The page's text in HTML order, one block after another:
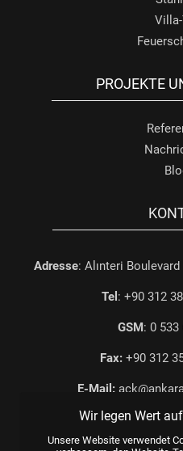
PROJEKTE
Adresse: Alınteri
Tel : +90 312
GSM: 0 533
Fax:+90 312
E-Mail:
Wir legen Wert
Unsere Website verwendet